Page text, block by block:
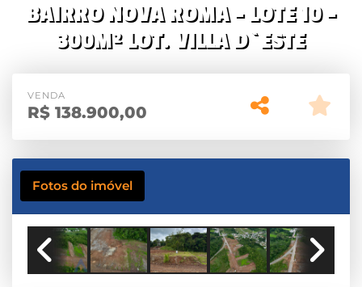
BAIRRO NOVA ROMA - LOTE 10 -
300M² LOT. VILLA D`ESTE
VENDA
R$ 138.900,00
Fotos do imóvel